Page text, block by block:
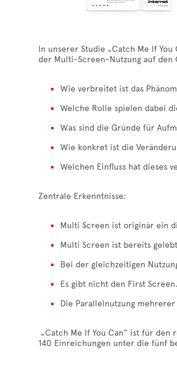
In unserer Studie „Catch Me If
der Multi-Screen-Nutzung auf den
Wie verbreitet ist das
Welche Rolle spielen dabei
Was sind die Gründe für
Wie konkret ist die
Welchen Einfluss hat dieses
Zentrale Erkenntnisse:
Multi Screen ist originär ein
Multi Screen ist bereits
Bei der gleichzeitigen
Es gibt nicht den First
Die Parallelnutzung
„Catch Me If You Can“ ist für
140 Einreichungen unter die fünf